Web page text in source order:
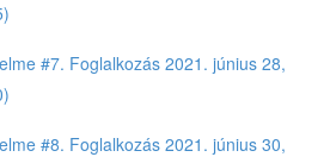
#7. Foglalkozás 2021. június 28,
#8. Foglalkozás 2021. június 30,